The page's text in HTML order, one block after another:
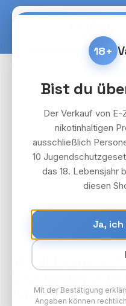
Zum Hauptinhalt springen
Bildergalerie
10x SKE Crystal
Nikotingehalt
18+
Bist du
Der Verkauf von
nikotinhaltigen
ausschließlich
10
das 18. Lebensjahr
diesen
Ja, ich
Mit der Bestätigung
Angaben können